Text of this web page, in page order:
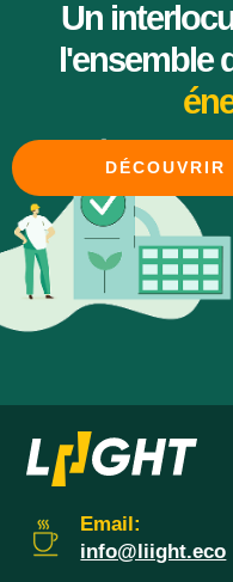
Un
l'ensemble
Email:
info@liight.eco